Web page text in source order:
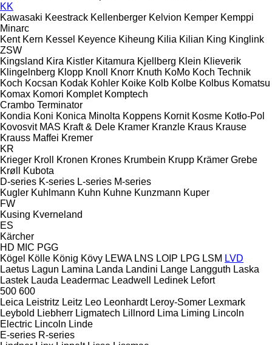
KK
Kawasaki Keestrack Kellenberger Kelvion Kemper Kemppi
Minarc
Kent Kern Kessel Keyence Kiheung Kilia Kilian King Kinglink
ZSW
Kingsland Kira Kistler Kitamura Kjellberg Klein Klieverik
Klingelnberg Klopp Knoll Knorr Knuth KoMo Koch Technik
Koch Kocsan Kodak Kohler Koike Kolb Kolbe Kolbus Komatsu
Komax Komori Komplet Komptech
Crambo Terminator
Kondia Koni Konica Minolta Koppens Kornit Kosme Kotło-Pol
Kovosvit MAS Kraft & Dele Kramer Kranzle Kraus Krause
Krauss Maffei Kremer
KR
Krieger Kroll Kronen Krones Krumbein Krupp Krämer Grebe
Krøll
Kubota
D-series K-series L-series M-series
Kugler Kuhlmann Kuhn Kuhne Kunzmann Kuper
FW
Kusing Kverneland
ES
Kärcher
HD MIC PGG
Kögel Kölle König Kövy LEWA LNS LOIP LPG LSM LVD
Laetus Lagun Lamina Landa Landini Lange Langguth Laska
Lastek Lauda Leadermac Leadwell Ledinek Lefort
500 600
Leica Leistritz Leitz Leo Leonhardt Leroy-Somer Lexmark
Leybold Liebherr Ligmatech Lillnord Lima Liming Lincoln
Electric Lincoln Linde
E-series R-series